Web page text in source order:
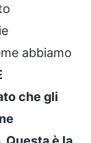
abbiamo
che gli